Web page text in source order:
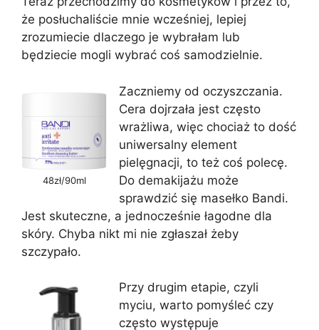
że posłuchaliście mnie wcześniej, lepiej
zrozumiecie dlaczego je wybrałam lub
będziecie mogli wybrać coś samodzielnie.
48zł/90ml
Zaczniemy od oczyszczania.
Cera dojrzała jest często
wrażliwa, więc chociaż to dość
uniwersalny element
pielęgnacji, to też coś polecę.
Do demakijażu może
sprawdzić się masełko Bandi.
Jest skuteczne, a jednocześnie łagodne dla
skóry. Chyba nikt mi nie zgłaszał żeby
szczypało.
Przy drugim etapie, czyli
myciu, warto pomyśleć czy
często występuje